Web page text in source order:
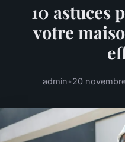
10 astuces
votre
admin•20